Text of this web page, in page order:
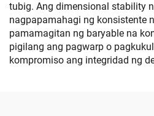
tubig. Ang dimensional stability
nagpapamahagi ng konsistente
pamamagitan ng baryable na
pigilang ang pagwarp o
kompromiso ang integridad ng